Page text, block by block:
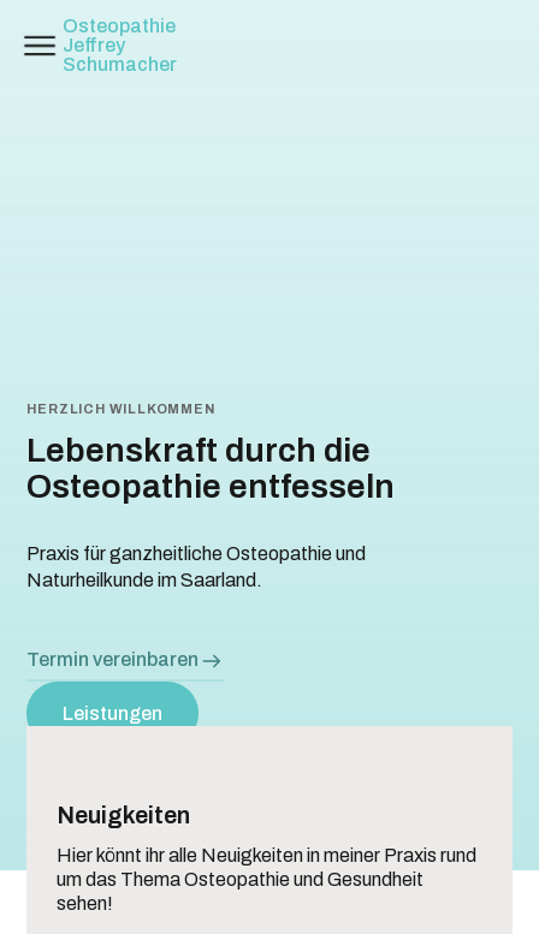
Osteopathie
Jeffrey
Schumacher
HERZLICH WILLKOMMEN
Lebenskraft durch die
Osteopathie entfesseln
Praxis für ganzheitliche Osteopathie und
Naturheilkunde im Saarland.
Leistungen
Termin vereinbaren
Neuigkeiten
Hier könnt ihr alle Neuigkeiten in meiner Praxis rund
um das Thema Osteopathie und Gesundheit
sehen!